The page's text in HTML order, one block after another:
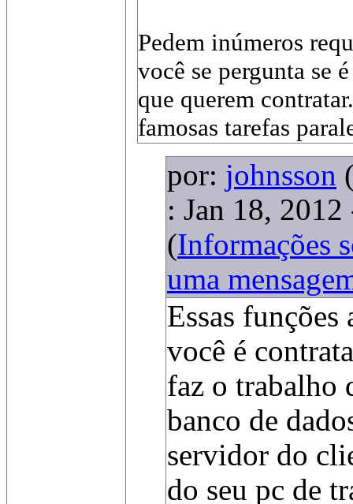
Pedem inúmeros
você se pergunta se
que querem
famosas tarefas
por: johnsson
: Jan 18,
(Informações
uma
Essas funções
você é
faz o trabalho
banco de
servidor do
do seu pc de